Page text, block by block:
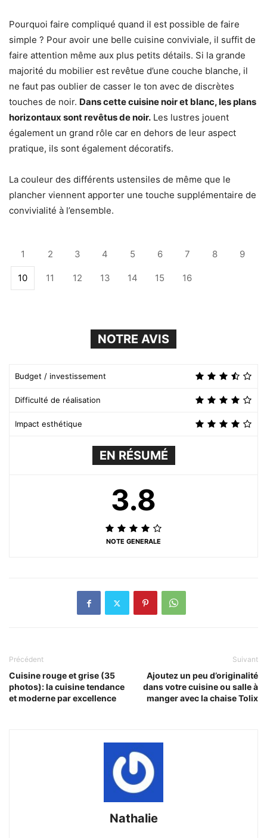
Pourquoi faire compliqué quand il est possible de faire
simple ? Pour avoir une belle cuisine conviviale, il suffit de
faire attention même aux plus petits détails. Si la grande
majorité du mobilier est revêtue d’une couche blanche, il
ne faut pas oublier de casser le ton avec de discrètes
touches de noir. Dans cette cuisine noir et blanc, les plans
horizontaux sont revêtus de noir. Les lustres jouent
également un grand rôle car en dehors de leur aspect
pratique, ils sont également décoratifs.
La couleur des différents ustensiles de même que le
plancher viennent apporter une touche supplémentaire de
convivialité à l’ensemble.
1 2 3 4 5 6 7 8 9
10 11 12 13 14 15 16
NOTRE AVIS
Budget / investissement
Difficulté de réalisation
Impact esthétique
EN RÉSUMÉ
3.8
NOTE GENERALE
Précédent
Cuisine rouge et grise (35
photos): la cuisine tendance
et moderne par excellence
Suivant
Ajoutez un peu d’originalité
dans votre cuisine ou salle à
manger avec la chaise Tolix
Nathalie